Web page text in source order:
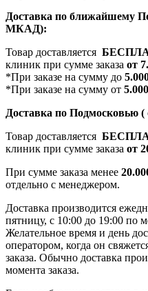
Доставка по ближайшему
МКАД):
Товар доставляется
клиник при сумме заказа от
*При заказе на сумму до
*При заказе на сумму от
Доставка по Подмосковью
Товар доставляется
клиник при сумме заказа от
При сумме заказа менее
отдельно с менеджером.
Доставка производится
пятницу, с 10:00 до 19:00 по
Желательное время и день
оператором, когда он
заказа. Обычно доставка
момента заказа.